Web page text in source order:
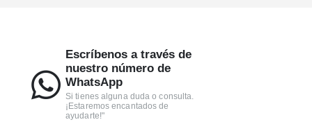
Escríbenos a través de
nuestro número de
WhatsApp
Si tienes alguna duda o consulta.
¡Estaremos encantados de
ayudarte!"